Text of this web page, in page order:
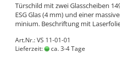
Tür­schild mit zwei Glas­schei­ben
ESG Glas (4 mm) und einer
mi­ni­um. Be­schrif­tung mit
Art.Nr.: VS 11-01-01
Lieferzeit:
ca. 3-4 Tage